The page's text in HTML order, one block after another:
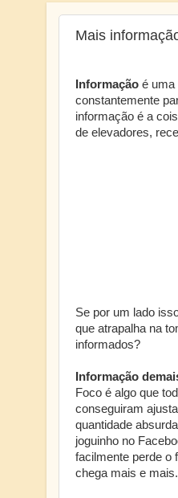
Mais
Informação é uma
constantemente
informação é a
de elevadores,
Se por um lado
que atrapalha na
informados?
Informação
Foco é algo que
conseguiram
quantidade
joguinho no
facilmente perde o
chega mais e